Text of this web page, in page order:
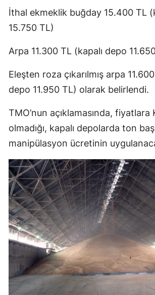
İthal ekmeklik buğday 15.400 TL
15.750 TL)
Arpa 11.300 TL (kapalı depo
Eleşten roza çıkarılmış arpa
depo 11.950 TL) olarak belirlendi.
TMO’nun açıklamasında, fiyatlara
olmadığı, kapalı depolarda ton
manipülasyon ücretinin